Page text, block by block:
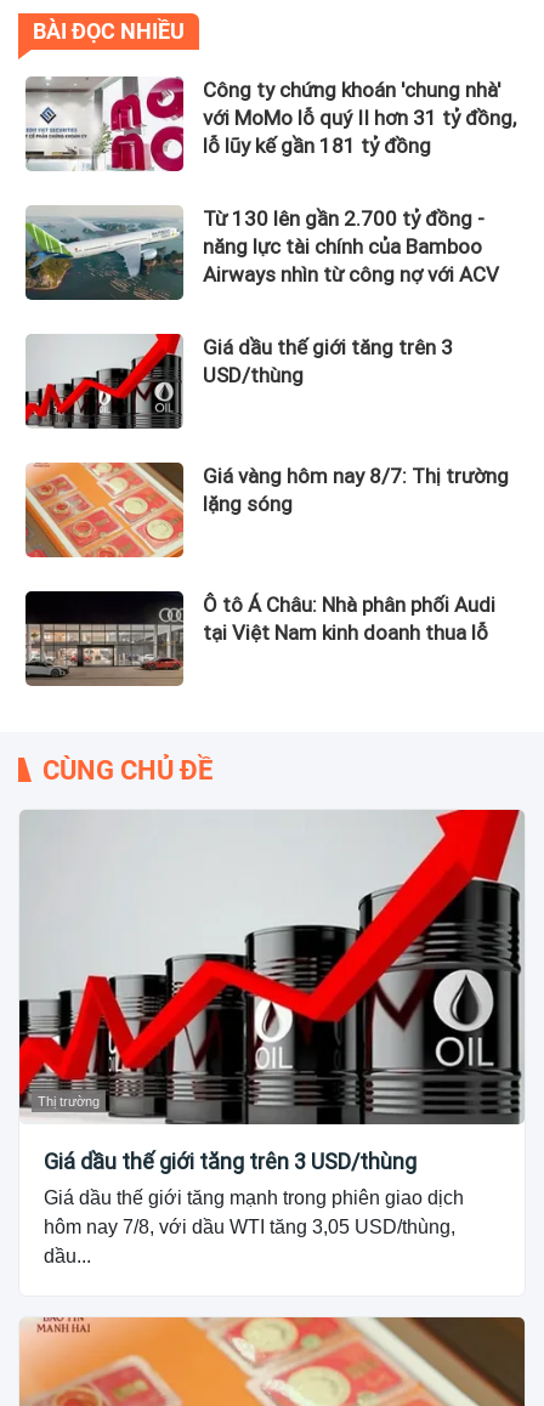
BÀI ĐỌC NHIỀU
Công ty chứng khoán 'chung nhà'
với MoMo lỗ quý II hơn 31 tỷ đồng,
lỗ lũy kế gần 181 tỷ đồng
Từ 130 lên gần 2.700 tỷ đồng -
năng lực tài chính của Bamboo
Airways nhìn từ công nợ với ACV
Giá dầu thế giới tăng trên 3
USD/thùng
Giá vàng hôm nay 8/7: Thị trường
lặng sóng
Ô tô Á Châu: Nhà phân phối Audi
tại Việt Nam kinh doanh thua lỗ
CÙNG CHỦ ĐỀ
Thị trường
Giá dầu thế giới tăng trên 3 USD/thùng
Giá dầu thế giới tăng mạnh trong phiên giao dịch
hôm nay 7/8, với dầu WTI tăng 3,05 USD/thùng,
dầu...